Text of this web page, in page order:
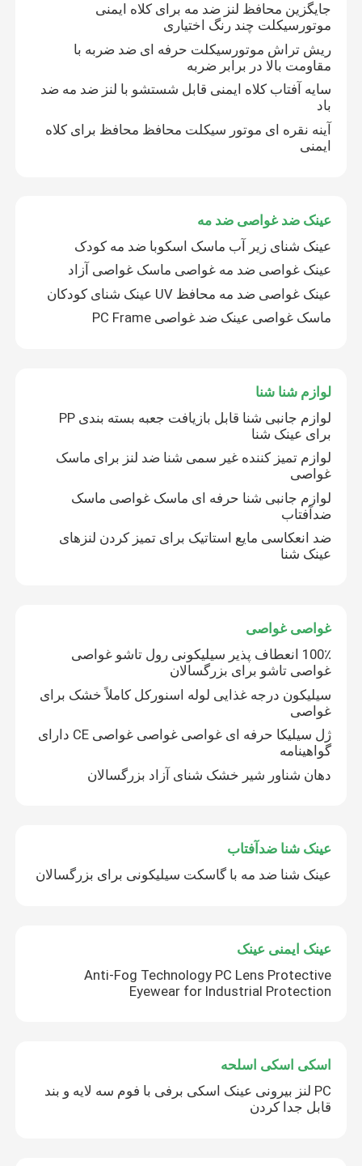
جایگزین محافظ لنز ضد مه برای کلاه ایمنی
موتورسیکلت چند رنگ اختیاری
ریش تراش موتورسیکلت حرفه ای ضد ضربه با
مقاومت بالا در برابر ضربه
سایه آفتاب کلاه ایمنی قابل شستشو با لنز ضد مه ضد
باد
آینه نقره ای موتور سیکلت محافظ محافظ برای کلاه
ایمنی
عینک ضد غواصی ضد مه
عینک شنای زیر آب ماسک اسکوبا ضد مه کودک
عینک غواصی ضد مه غواصی ماسک غواصی آزاد
عینک غواصی ضد مه محافظ UV عینک شنای کودکان
ماسک غواصی عینک ضد غواصی PC Frame
لوازم شنا شنا
لوازم جانبی شنا قابل بازیافت جعبه بسته بندی PP
برای عینک شنا
لوازم تمیز کننده غیر سمی شنا ضد لنز برای ماسک
غواصی
لوازم جانبی شنا حرفه ای ماسک غواصی ماسک
ضدآفتاب
ضد انعکاسی مایع استاتیک برای تمیز کردن لنزهای
عینک شنا
غواصی غواصی
100٪ انعطاف پذیر سیلیکونی رول تاشو غواصی
غواصی تاشو برای بزرگسالان
سیلیکون درجه غذایی لوله اسنورکل کاملاً خشک برای
غواصی
ژل سیلیکا حرفه ای غواصی غواصی غواصی CE دارای
گواهینامه
دهان شناور شیر خشک شنای آزاد بزرگسالان
عینک شنا ضدآفتاب
عینک شنا ضد مه با گاسکت سیلیکونی برای بزرگسالان
عینک ایمنی عینک
Anti-Fog Technology PC Lens Protective
Eyewear for Industrial Protection
اسکی اسکی اسلحه
PC لنز بیرونی عینک اسکی برفی با فوم سه لایه و بند
قابل جدا کردن